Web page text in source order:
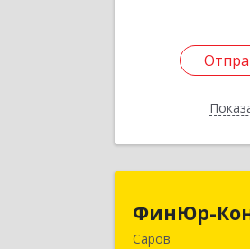
ФинЮр-
Саров
607190,